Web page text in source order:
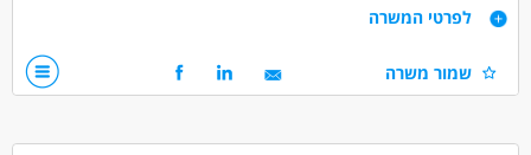
דרישות
היכרות עם רמ ניהול - יתרון אך לא חובה
לפרטי המשרה
שמור משרה